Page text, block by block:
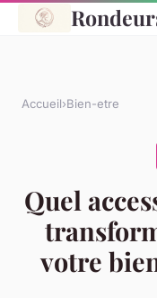
Accueil›Bien-etre
Quel
votre